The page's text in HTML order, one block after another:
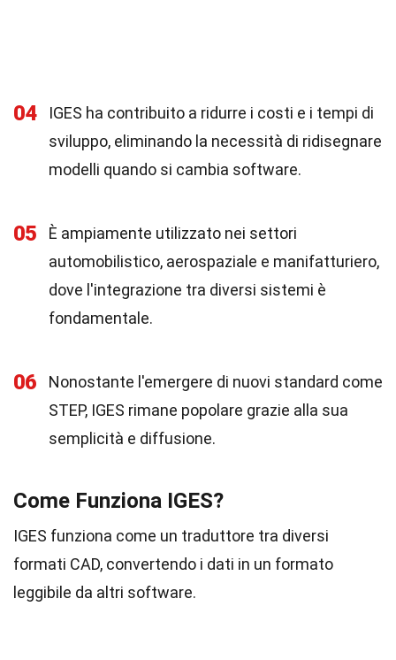
04
IGES ha contribuito a ridurre i costi e i tempi di
sviluppo, eliminando la necessità di ridisegnare
modelli quando si cambia software.
05
È ampiamente utilizzato nei settori
automobilistico, aerospaziale e manifatturiero,
dove l'integrazione tra diversi sistemi è
fondamentale.
06
Nonostante l'emergere di nuovi standard come
STEP, IGES rimane popolare grazie alla sua
semplicità e diffusione.
Come Funziona IGES?
IGES funziona come un traduttore tra diversi
formati CAD, convertendo i dati in un formato
leggibile da altri software.